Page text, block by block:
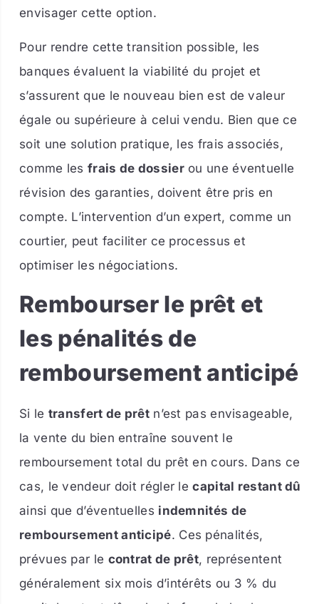
envisager cette option.
Pour rendre cette transition possible, les
banques évaluent la viabilité du projet et
s’assurent que le nouveau bien est de valeur
égale ou supérieure à celui vendu. Bien que ce
soit une solution pratique, les frais associés,
comme lesfrais de dossierou une éventuelle
révision des garanties, doivent être pris en
compte. L’intervention d’un expert, comme un
courtier, peut faciliter ce processus et
optimiser les négociations.
Rembourser le prêt et
les pénalités de
remboursement anticipé
Si le transfert de prêtn’est pas envisageable,
la vente du bien entraîne souvent le
remboursement total du prêt en cours. Dans ce
cas, le vendeur doit régler lecapital restant dû
ainsi que d’éventuelles indemnités de
remboursement anticipé. Ces pénalités,
prévues par le contrat de prêt, représentent
généralement six mois d’intérêts ou 3 % du